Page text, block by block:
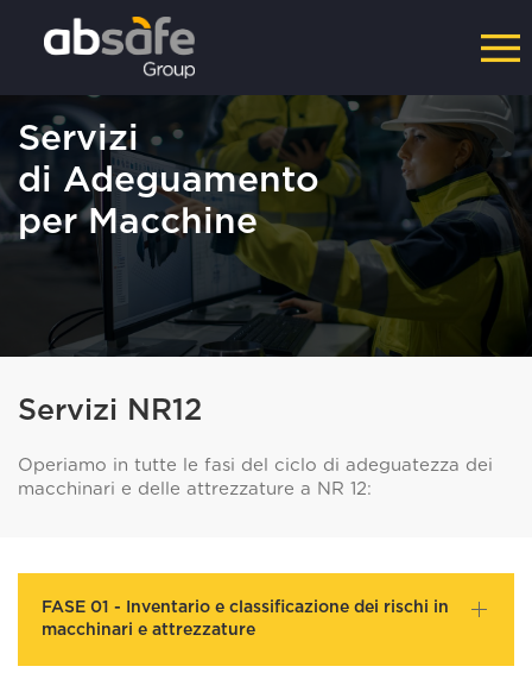
Servizi
di Adeguamento
per Macchine
Servizi NR12
Operiamo in tutte le fasi del ciclo di adeguatezza dei
macchinari e delle attrezzature a NR 12:
FASE 01 - Inventario e classificazione dei rischi in
macchinari e attrezzature